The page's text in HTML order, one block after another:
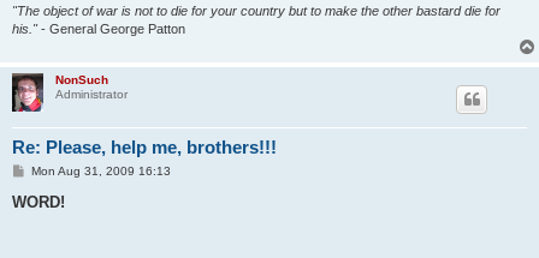
"The object of war is not to die for your country but to make the other bastard die for
his."- General George Patton
NonSuch
Administrator
Re: Please, help me, brothers!!!
P
s
Mon Aug 31, 2009 16:13
WORD!